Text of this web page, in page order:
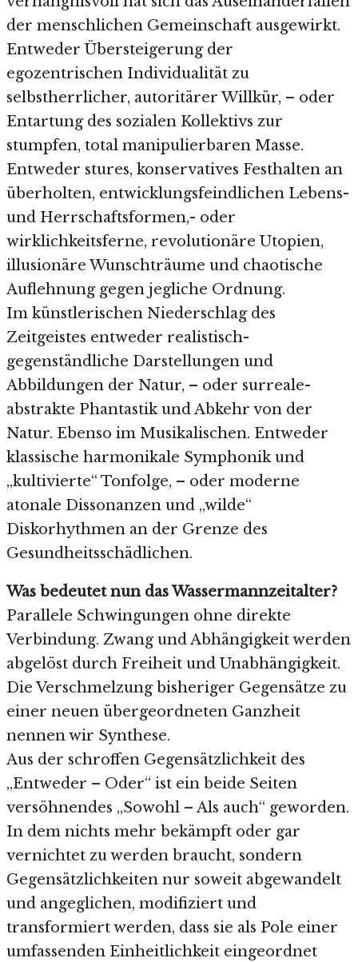
der menschlichen Gemeinschaft ausgewirkt.
Entweder Übersteigerung der
egozentrischen Individualität zu
selbstherrlicher, autoritärer Willkür, – oder
Entartung des sozialen Kollektivs zur
stumpfen, total manipulierbaren Masse.
Entweder stures, konservatives Festhalten an
überholten, entwicklungsfeindlichen Lebens-
und Herrschaftsformen,- oder
wirklichkeitsferne, revolutionäre Utopien,
illusionäre Wunschträume und chaotische
Auflehnung gegen jegliche Ordnung.
Im künstlerischen Niederschlag des
Zeitgeistes entweder realistisch-
gegenständliche Darstellungen und
Abbildungen der Natur, – oder surreale-
abstrakte Phantastik und Abkehr von der
Natur. Ebenso im Musikalischen. Entweder
klassische harmonikale Symphonik und
„kultivierte“ Tonfolge, – oder moderne
atonale Dissonanzen und „wilde“
Diskorhythmen an der Grenze des
Gesundheitsschädlichen.
Was bedeutet nun das Wassermannzeitalter?
Parallele Schwingungen ohne direkte
Verbindung. Zwang und Abhängigkeit werden
abgelöst durch Freiheit und Unabhängigkeit.
Die Verschmelzung bisheriger Gegensätze zu
einer neuen übergeordneten Ganzheit
nennen wir Synthese.
Aus der schroffen Gegensätzlichkeit des
„Entweder – Oder“ ist ein beide Seiten
versöhnendes „Sowohl – Als auch“ geworden.
In dem nichts mehr bekämpft oder gar
vernichtet zu werden braucht, sondern
Gegensätzlichkeiten nur soweit abgewandelt
und angeglichen, modifiziert und
transformiert werden, dass sie als Pole einer
umfassenden Einheitlichkeit eingeordnet